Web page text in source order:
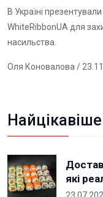
В Україні
WhiteRibbonUA для
насильства.
Оля Коновалова /
Найцікавіше
які